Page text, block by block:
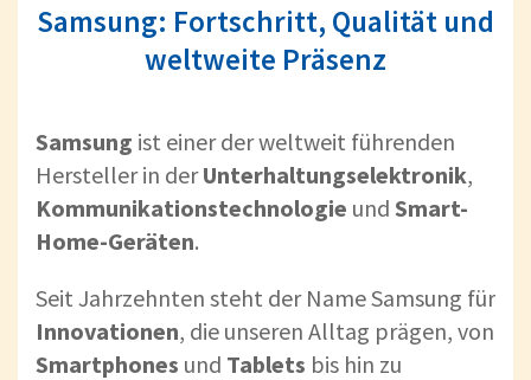
Samsung: Fortschritt, Qualität und
weltweite Präsenz
Samsung ist einer der weltweit führenden
Hersteller in derUnterhaltungselektronik,
Kommunikationstechnologie und Smart-
Home-Geräten.
Seit Jahrzehnten steht der Name Samsung für
Innovationen, die unseren Alltag prägen, von
Smartphones und Tablets bis hin zu